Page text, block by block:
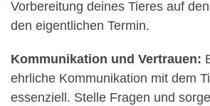
Vorbereitung deines Tieres auf
den eigentlichen Termin.
Kommunikation und Vertrauen:
ehrliche Kommunikation mit dem
essenziell. Stelle Fragen und